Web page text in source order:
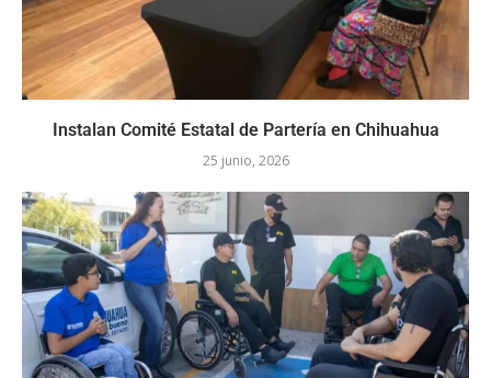
Instalan Comité Estatal de Partería en Chihuahua
25 junio, 2026